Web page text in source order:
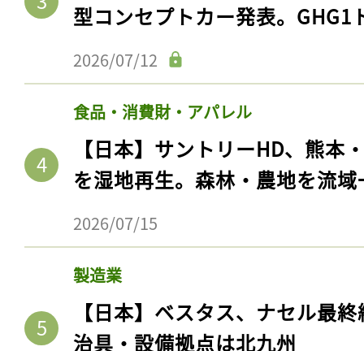
型コンセプトカー発表。GHG1
2026/07/12
食品・消費財・アパレル
【日本】サントリーHD、熊本
を湿地再生。森林・農地を流
2026/07/15
製造業
【日本】ベスタス、ナセル最
治具・設備拠点は北九州
記事をお気に入りに
ログインが必
ログイン
会員登録